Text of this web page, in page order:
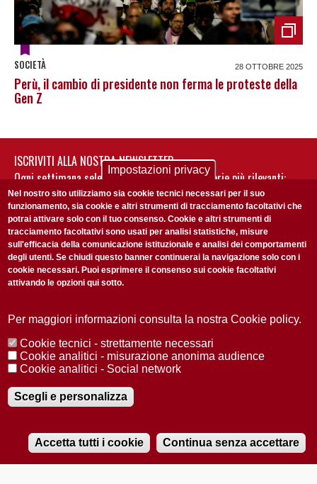
Audio
SOCIETÀ 28 OTTOBRE 2025
Perù, il cambio di presidente non ferma le proteste della
Gen Z
ISCRIVITI ALLA NOSTRA NEWSLETTER
Ogni settimana selezioniamo per te nostre storie più rilevanti:
non perderti gli aggiornamenti della nostra newsletter
Accetto laPrivacy Policy
Redazione Copyright Privacy
Area stampa
© 2025 Università di Padova
Registrazione presso il Tribunale di Padova n. 2097/2012 del 18 giugno
2012
Impostazioni privacy
Nel nostro sito utilizziamo sia cookie tecnici necessari per il suo
funzionamento, sia cookie e altri strumenti di tracciamento facoltativi che
potrai attivare solo con il tuo consenso. Cookie e altri strumenti di
tracciamento facoltativi sono usati per analisi statistiche, misure
sull'efficacia della comunicazione istituzionale e analisi dei comportamenti
degli utenti. Se chiudi questo banner continuerai la navigazione solo con i
cookie necessari. Puoi esprimere il consenso sui cookie facoltativi
attivando le opzioni qui sotto.
Per maggiori informazioni consulta la nostra Cookie policy.
Cookie tecnici - strettamente necessari
Cookie analitici - misurazione anonima audience
Cookie analitici - Social network
Scegli e personalizza
Accetta tutti i cookie Continua senza accettare